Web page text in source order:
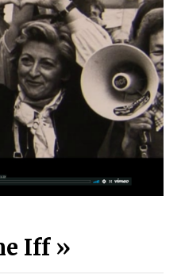
Iff »